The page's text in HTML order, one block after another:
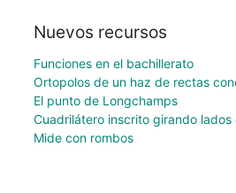
Nuevos recursos
Funciones en el bachillerato
Ortopolos de un haz de rectas
El punto de Longchamps
Cuadrilátero inscrito girando
Mide con rombos